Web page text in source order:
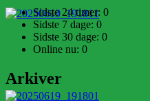
Sidste 24 timer: 0
Sidste 7 dage: 0
Sidste 30 dage: 0
Online nu: 0
Arkiver